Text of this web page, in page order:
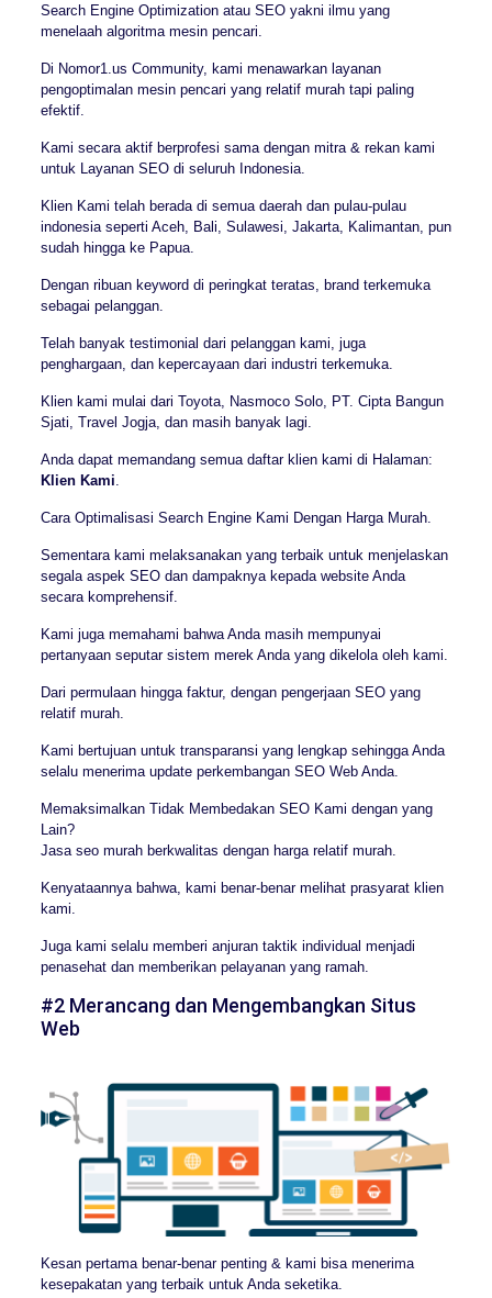
Search Engine Optimization atau SEO yakni ilmu yang
menelaah algoritma mesin pencari.
Di Nomor1.us Community, kami menawarkan layanan
pengoptimalan mesin pencari yang relatif murah tapi paling
efektif.
Kami secara aktif berprofesi sama dengan mitra & rekan kami
untuk Layanan SEO di seluruh Indonesia.
Klien Kami telah berada di semua daerah dan pulau-pulau
indonesia seperti Aceh, Bali, Sulawesi, Jakarta, Kalimantan, pun
sudah hingga ke Papua.
Dengan ribuan keyword di peringkat teratas, brand terkemuka
sebagai pelanggan.
Telah banyak testimonial dari pelanggan kami, juga
penghargaan, dan kepercayaan dari industri terkemuka.
Klien kami mulai dari Toyota, Nasmoco Solo, PT. Cipta Bangun
Sjati, Travel Jogja, dan masih banyak lagi.
Anda dapat memandang semua daftar klien kami di Halaman:
Klien Kami
Cara Optimalisasi Search Engine Kami Dengan Harga Murah.
Sementara kami melaksanakan yang terbaik untuk menjelaskan
segala aspek SEO dan dampaknya kepada website Anda
secara komprehensif.
Kami juga memahami bahwa Anda masih mempunyai
pertanyaan seputar sistem merek Anda yang dikelola oleh kami.
Dari permulaan hingga faktur, dengan pengerjaan SEO yang
relatif murah.
Kami bertujuan untuk transparansi yang lengkap sehingga Anda
selalu menerima update perkembangan SEO Web Anda.
Memaksimalkan Tidak Membedakan SEO Kami dengan yang
Lain?
Jasa seo murah berkwalitas dengan harga relatif murah.
Kenyataannya bahwa, kami benar-benar melihat prasyarat klien
kami.
Juga kami selalu memberi anjuran taktik individual menjadi
penasehat dan memberikan pelayanan yang ramah.
#2 Merancang dan Mengembangkan Situs
Web
Kesan pertama benar-benar penting & kami bisa menerima
kesepakatan yang terbaik untuk Anda seketika.